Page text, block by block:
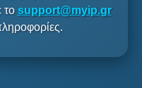
το support@myip.gr